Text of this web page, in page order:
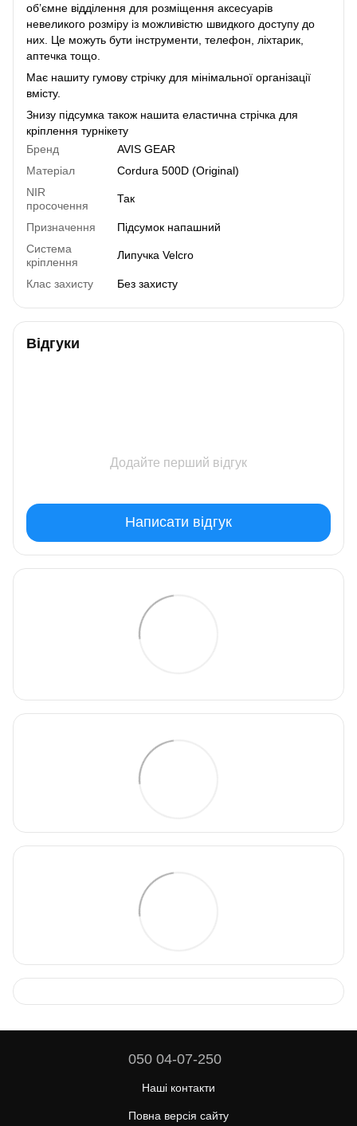
об’ємне відділення для розміщення аксесуарів
невеликого розміру із можливістю швидкого доступу до
них. Це можуть бути інструменти, телефон, ліхтарик,
аптечка тощо.
Має нашиту гумову стрічку для мінімальної організації
вмісту.
Знизу підсумка також нашита еластична стрічка для
кріплення турнікету
Бренд
AVIS GEAR
Матеріал
Cordura 500D (Original)
NIR
просочення
Так
Призначення
Підсумок напашний
Система
кріплення
Липучка Velcro
Клас захисту Без захисту
Відгуки
Додайте перший відгук
Написати відгук
050 04-07-250
Наші контакти
Повна версія сайту